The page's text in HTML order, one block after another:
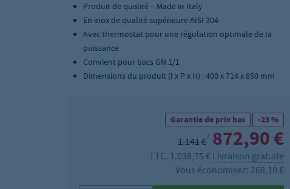
Produit de qualité – Made in Italy
En inox de qualité supérieure AISI 304
Avec thermostat pour une régulation optimale de la
puissance
Convient pour bacs GN 1/1
Dimensions du produit (l x P x H) : 400 x 714 x 850 mm
Garantie de prix bas -23 %
1.141 €2 872,90 €
TTC. 1.038,75 € Livraison gratuite
Vous économisez: 268,10 €